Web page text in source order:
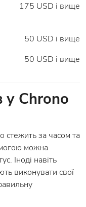
175 USD і вище
50 USD і вище
50 USD і вище
у Chrono
стежить за часом та
можна
Іноді навіть
виконувати свої